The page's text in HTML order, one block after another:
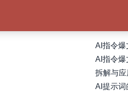
AI指令爆
AI指令爆
拆解与
AI提示词